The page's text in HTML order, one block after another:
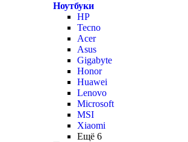
Ноутбуки
HP
Tecno
Acer
Asus
Gigabyte
Honor
Huawei
Lenovo
Microsoft
MSI
Xiaomi
Ещё 6